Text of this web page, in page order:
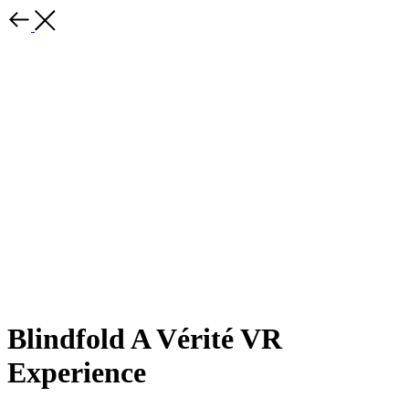
Blindfold A Vérité VR
Experience